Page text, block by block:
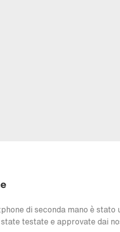
di seconda mano è
testate e approvate dai